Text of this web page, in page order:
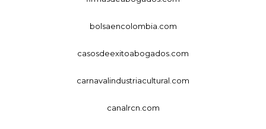
bolsaencolombia.com
casosdeexitoabogados.com
carnavalindustriacultural.com
canalrcn.com